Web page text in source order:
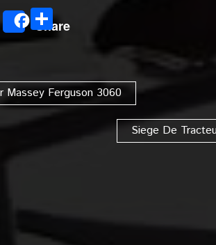
SharePartager
Massey Ferguson 3060
Siege De